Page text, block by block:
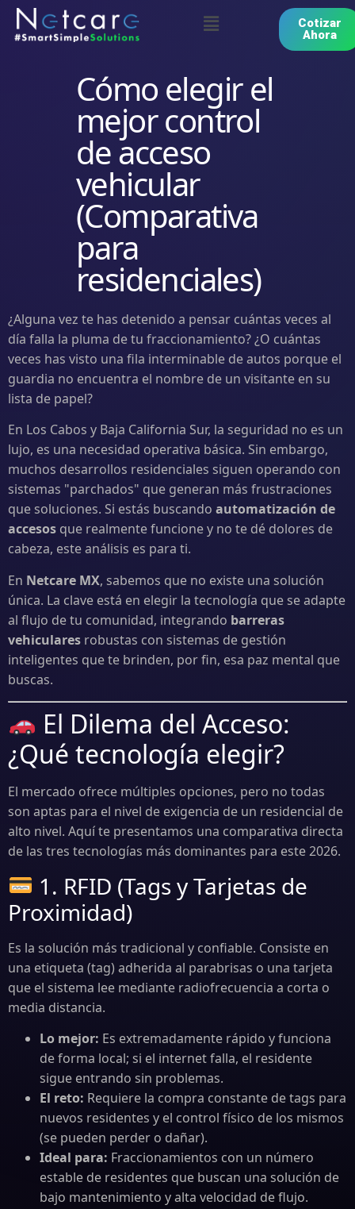
Cotizar
Ahora
Cómo elegir el
mejor control
de acceso
vehicular
(Comparativa
para
residenciales)
¿Alguna vez te has detenido a pensar cuántas veces al
día falla la pluma de tu fraccionamiento? ¿O cuántas
veces has visto una fila interminable de autos porque el
guardia no encuentra el nombre de un visitante en su
lista de papel?
En Los Cabos y Baja California Sur, la seguridad no es un
lujo, es una necesidad operativa básica. Sin embargo,
muchos desarrollos residenciales siguen operando con
sistemas "parchados" que generan más frustraciones
que soluciones. Si estás buscando automatización de
accesos que realmente funcione y no te dé dolores de
cabeza, este análisis es para ti.
En Netcare MX, sabemos que no existe una solución
única. La clave está en elegir la tecnología que se adapte
al flujo de tu comunidad, integrando barreras
vehiculares robustas con sistemas de gestión
inteligentes que te brinden, por fin, esa paz mental que
buscas.
El Dilema del Acceso:
¿Qué tecnología elegir?
El mercado ofrece múltiples opciones, pero no todas
son aptas para el nivel de exigencia de un residencial de
alto nivel. Aquí te presentamos una comparativa directa
de las tres tecnologías más dominantes para este 2026.
1. RFID (Tags y Tarjetas de
Proximidad)
Es la solución más tradicional y confiable. Consiste en
una etiqueta (tag) adherida al parabrisas o una tarjeta
que el sistema lee mediante radiofrecuencia a corta o
media distancia.
Lo mejor: Es extremadamente rápido y funciona
de forma local; si el internet falla, el residente
sigue entrando sin problemas.
El reto: Requiere la compra constante de tags para
nuevos residentes y el control físico de los mismos
(se pueden perder o dañar).
Ideal para: Fraccionamientos con un número
estable de residentes que buscan una solución de
bajo mantenimiento y alta velocidad de flujo.